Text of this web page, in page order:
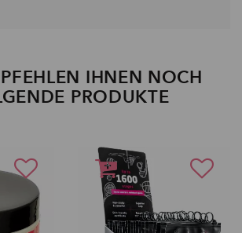
IHNEN NOCH
PRODUKTE